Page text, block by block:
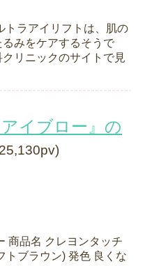
トラアイリフトは、肌の
みをケアするそうで
リニックのサイトで見
イブロー』の
商品名 クレヨンタッチ
ブラウン) 発色 良くな